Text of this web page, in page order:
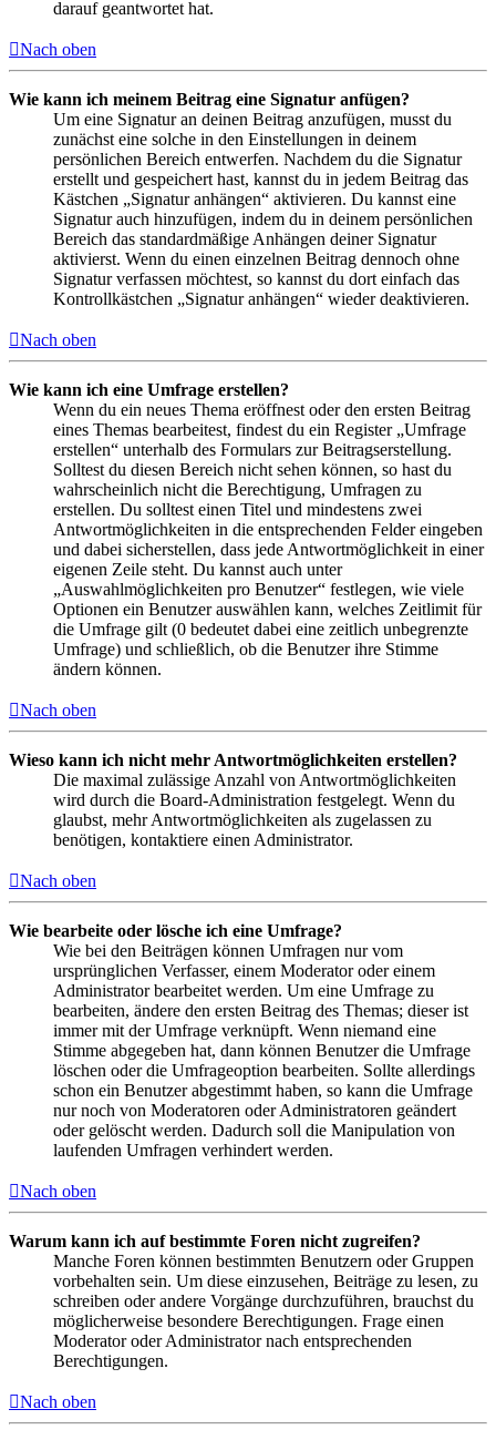
darauf geantwortet hat.
Nach oben
Wie kann ich meinem Beitrag eine Signatur anfügen?
Um eine Signatur an deinen Beitrag anzufügen, musst du
zunächst eine solche in den Einstellungen in deinem
persönlichen Bereich entwerfen. Nachdem du die Signatur
erstellt und gespeichert hast, kannst du in jedem Beitrag das
Kästchen „Signatur anhängen“ aktivieren. Du kannst eine
Signatur auch hinzufügen, indem du in deinem persönlichen
Bereich das standardmäßige Anhängen deiner Signatur
aktivierst. Wenn du einen einzelnen Beitrag dennoch ohne
Signatur verfassen möchtest, so kannst du dort einfach das
Kontrollkästchen „Signatur anhängen“ wieder deaktivieren.
Nach oben
Wie kann ich eine Umfrage erstellen?
Wenn du ein neues Thema eröffnest oder den ersten Beitrag
eines Themas bearbeitest, findest du ein Register „Umfrage
erstellen“ unterhalb des Formulars zur Beitragserstellung.
Solltest du diesen Bereich nicht sehen können, so hast du
wahrscheinlich nicht die Berechtigung, Umfragen zu
erstellen. Du solltest einen Titel und mindestens zwei
Antwortmöglichkeiten in die entsprechenden Felder eingeben
und dabei sicherstellen, dass jede Antwortmöglichkeit in einer
eigenen Zeile steht. Du kannst auch unter
„Auswahlmöglichkeiten pro Benutzer“ festlegen, wie viele
Optionen ein Benutzer auswählen kann, welches Zeitlimit für
die Umfrage gilt (0 bedeutet dabei eine zeitlich unbegrenzte
Umfrage) und schließlich, ob die Benutzer ihre Stimme
ändern können.
Nach oben
Wieso kann ich nicht mehr Antwortmöglichkeiten erstellen?
Die maximal zulässige Anzahl von Antwortmöglichkeiten
wird durch die Board-Administration festgelegt. Wenn du
glaubst, mehr Antwortmöglichkeiten als zugelassen zu
benötigen, kontaktiere einen Administrator.
Nach oben
Wie bearbeite oder lösche ich eine Umfrage?
Wie bei den Beiträgen können Umfragen nur vom
ursprünglichen Verfasser, einem Moderator oder einem
Administrator bearbeitet werden. Um eine Umfrage zu
bearbeiten, ändere den ersten Beitrag des Themas; dieser ist
immer mit der Umfrage verknüpft. Wenn niemand eine
Stimme abgegeben hat, dann können Benutzer die Umfrage
löschen oder die Umfrageoption bearbeiten. Sollte allerdings
schon ein Benutzer abgestimmt haben, so kann die Umfrage
nur noch von Moderatoren oder Administratoren geändert
oder gelöscht werden. Dadurch soll die Manipulation von
laufenden Umfragen verhindert werden.
Nach oben
Warum kann ich auf bestimmte Foren nicht zugreifen?
Manche Foren können bestimmten Benutzern oder Gruppen
vorbehalten sein. Um diese einzusehen, Beiträge zu lesen, zu
schreiben oder andere Vorgänge durchzuführen, brauchst du
möglicherweise besondere Berechtigungen. Frage einen
Moderator oder Administrator nach entsprechenden
Berechtigungen.
Nach oben